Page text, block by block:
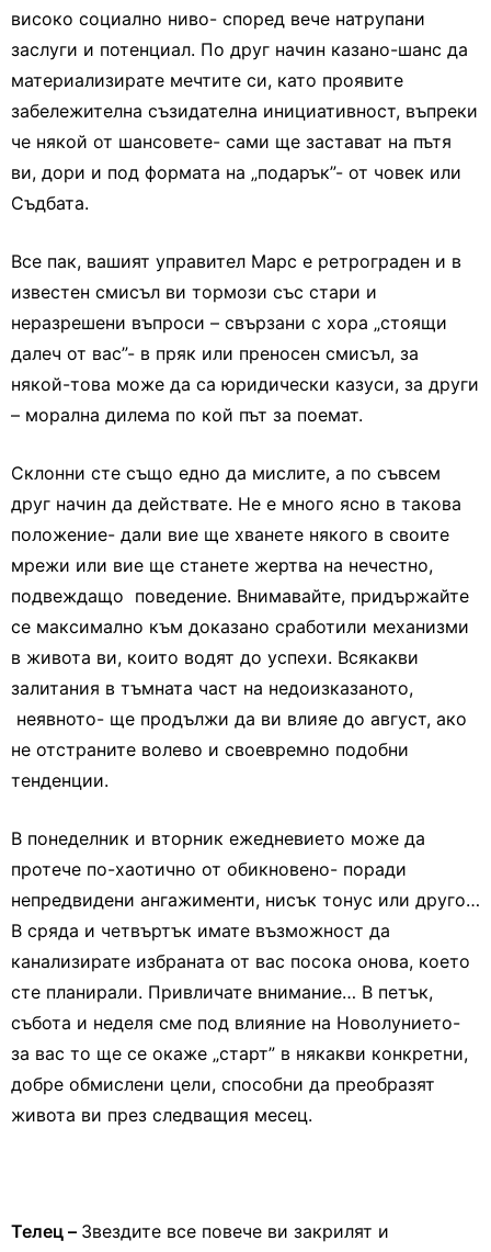
високо социално ниво- според вече натрупани
заслуги и потенциал. По друг начин казано-шанс да
материализирате мечтите си, като проявите
забележителна съзидателна инициативност, въпреки
че някой от шансовете- сами ще застават на пътя
ви, дори и под формата на „подарък”- от човек или
Съдбата.
Все пак, вашият управител Марс е ретрограден и в
известен смисъл ви тормози със стари и
неразрешени въпроси – свързани с хора „стоящи
далеч от вас”- в пряк или преносен смисъл, за
някой-това може да са юридически казуси, за други
– морална дилема по кой път за поемат.
Склонни сте също едно да мислите, а по съвсем
друг начин да действате. Не е много ясно в такова
положение- дали вие ще хванете някого в своите
мрежи или вие ще станете жертва на нечестно,
подвеждащо поведение. Внимавайте, придържайте
се максимално към доказано сработили механизми
в живота ви, които водят до успехи. Всякакви
залитания в тъмната част на недоизказаното,
неявното- ще продължи да ви влияе до август, ако
не отстраните волево и своевремно подобни
тенденции.
В понеделник и вторник ежедневието може да
протече по-хаотично от обикновено- поради
непредвидени ангажименти, нисък тонус или друго…
В сряда и четвъртък имате възможност да
канализирате избраната от вас посока онова, което
сте планирали. Привличате внимание… В петък,
събота и неделя сме под влияние на Новолунието-
за вас то ще се окаже „старт” в някакви конкретни,
добре обмислени цели, способни да преобразят
живота ви през следващия месец.
Телец – Звездите все повече ви закрилят и